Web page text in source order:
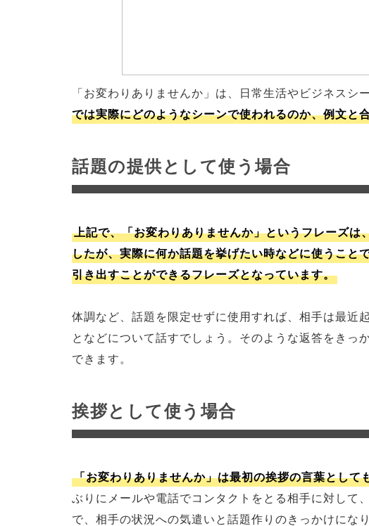
「お変わりありませんか」は、日常生活やビジネスシ
では実際にどのようなシーンで使われるのか、例文と
話題の提供として使う場合
上記で、「お変わりありませんか」というフレーズ
したが、実際に何か話題を挙げたい時などに使うこと
引き出すことができるフレーズとなっています。
体調など、話題を限定せずに使用すれば、相手は最近
となどについて話すでしょう。そのような返答をきっ
できます。
挨拶として使う場合
「お変わりありませんか」は最初の挨拶の言葉として
ぶりにメールや電話でコンタクトをとる相手に対して
で、相手の状況への気遣いと話題作りのきっかけになり